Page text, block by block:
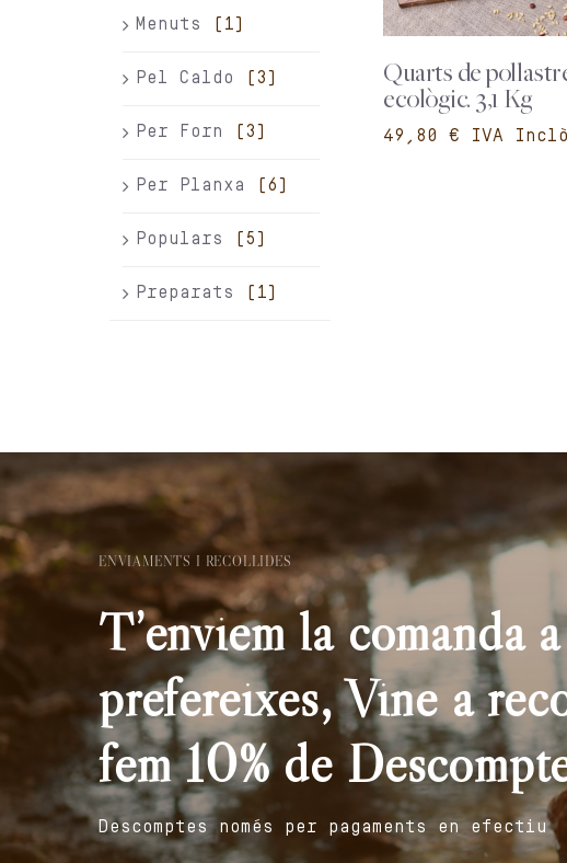
Menuts (1)
Pel Caldo (3)
Per Forn (3)
Per Planxa (6)
Populars (5)
Preparats (1)
Quarts de
ecològic. 3,1 Kg
€
ENVIAMENTS I RECOLLIDES
T’enviem la comanda
prefereixes, Vine a
fem 10% de
Descomptes només per pagaments en efectiu